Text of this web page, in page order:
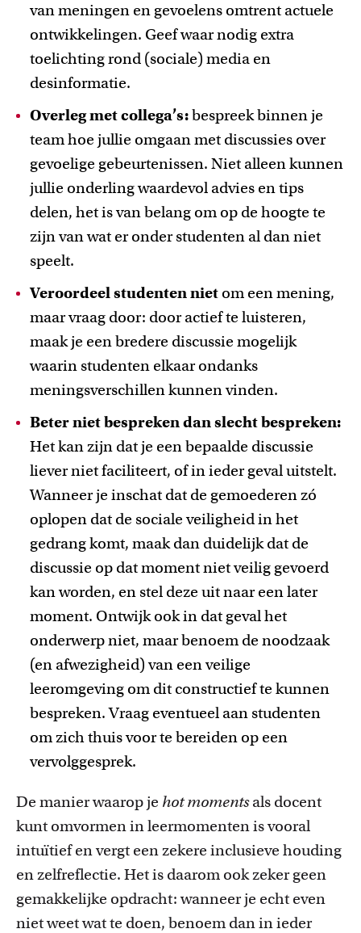
van meningen en gevoelens omtrent actuele
ontwikkelingen. Geef waar nodig extra
toelichting rond (sociale) media en
desinformatie.
Overleg met collega’s:bespreek binnen je
team hoe jullie omgaan met discussies over
gevoelige gebeurtenissen. Niet alleen kunnen
jullie onderling waardevol advies en tips
delen, het is van belang om op de hoogte te
zijn van wat er onder studenten al dan niet
speelt.
Veroordeel studenten niet om een mening,
maar vraag door: door actief te luisteren,
maak je een bredere discussie mogelijk
waarin studenten elkaar ondanks
meningsverschillen kunnen vinden.
Beter niet bespreken dan slecht bespreken:
Het kan zijn dat je een bepaalde discussie
liever niet faciliteert, of in ieder geval uitstelt.
Wanneer je inschat dat de gemoederen zó
oplopen dat de sociale veiligheid in het
gedrang komt, maak dan duidelijk dat de
discussie op dat moment niet veilig gevoerd
kan worden, en stel deze uit naar een later
moment. Ontwijk ook in dat geval het
onderwerp niet, maar benoem de noodzaak
(en afwezigheid) van een veilige
leeromgeving om dit constructief te kunnen
bespreken. Vraag eventueel aan studenten
om zich thuis voor te bereiden op een
vervolggesprek.
De manier waarop je hot momentsals docent
kunt omvormen in leermomenten is vooral
intuïtief en vergt een zekere inclusieve houding
en zelfreflectie. Het is daarom ook zeker geen
gemakkelijke opdracht: wanneer je echt even
niet weet wat te doen, benoem dan in ieder